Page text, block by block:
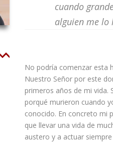
cuando
alguien me lo
No podría comenzar esta
Nuestro Señor por este
primeros años de mi vida.
porqué murieron cuando
conocido. En concreto mi
que llevar una vida de
austero y a actuar